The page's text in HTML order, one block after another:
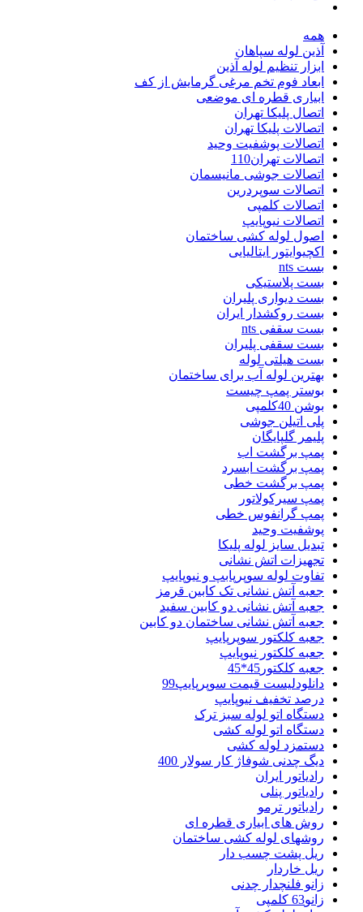
همه
آذین لوله سپاهان
ابزار تنظیم لوله آذین
ابعاد فوم تخم مرغی گرمایش از کف
ابیاری قطره ای موضعی
اتصال پلیکا تهران
اتصالات پلیکا تهران
اتصالات پوشفیت وحید
اتصالات تهران110
اتصالات جوشی مانیسمان
اتصالات سوپردرین
اتصالات کلمپی
اتصالات نیوپایپ
اصول لوله کشی ساختمان
اکچیوایتور ایتالیایی
بست nts
بست پلاستیکی
بست دیواری پلیران
بست روکشدار ایران
بست سقفی nts
بست سقفی پلیران
بست هیلتی لوله
بهترین لوله آب برای ساختمان
بوستر پمپ چیست
بوشن 40کلمپی
پلی اتیلن جوشی
پلیمر گلپایگان
پمپ برگشت اب
پمپ برگشت ابسرد
پمپ برگشت خطی
پمپ سیرکولاتور
پمپ گرانفوس خطی
پوشفیت وحید
تبدیل سایز لوله پلیکا
تجهیزات اتش نشانی
تفاوت لوله سوپرپابپ و نیوپایپ
جعبه آتش نشانی تک کابین قرمز
جعبه آتش نشانی دو کابین سفید
جعبه آتش نشانی ساختمان دو کابین
جعبه کلکتور سوپرپایپ
جعبه کلکتور نیوپایپ
جعبه کلکتور45*45
دانلودلیست قیمت سوپرپایپ99
درصد تخفیف نیوپایپ
دستگاه اتو لوله سبز ترک
دستگاه اتو لوله کشی
دستمزد لوله کشی
دیگ چدنی شوفاژ کار سولار 400
رادیاتور ایران
رادیاتور پنلی
رادیاتور ترمو
روش های ابیاری قطره ای
روشهای لوله کشی ساختمان
ریل پشت چسب دار
ریل خاردار
زانو فلنچدار چدنی
زانو63 کلمپی